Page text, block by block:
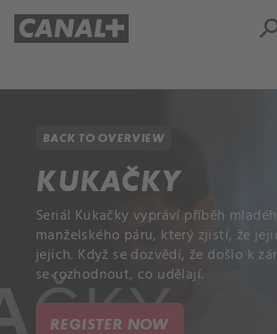
BACK TO OVERVIEW
KUKAČKY
Seriál Kukačky vypráví příběh
manželského páru, který zjistí, že
jejich. Když se dozvědí, že došlo k
se rozhodnout, co udělají.
REGISTER NOW